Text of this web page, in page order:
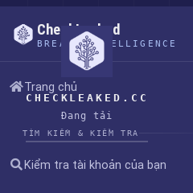
CHECKLEAKED.CC
Đang tải
CheckLeaked
BREACH INTELLIGENCE
Trang chủ
TÌM KIẾM & KIỂM TRA
Kiểm tra tài khoản của bạn